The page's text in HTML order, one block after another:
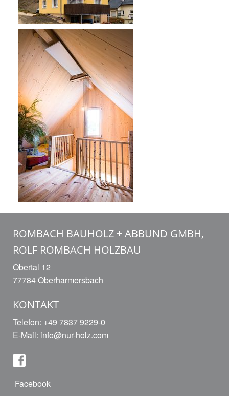
ROMBACH BAUHOLZ + ABBUND GMBH,
ROLF ROMBACH HOLZBAU
Obertal 12
77784 Oberharmersbach
KONTAKT
Telefon: +49 7837 9229-0
E-Mail: info@nur-holz.com
Facebook